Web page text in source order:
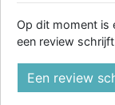
Op dit moment is
een review
Een review